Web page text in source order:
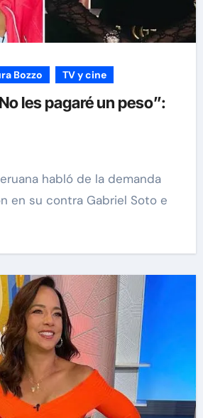
Bozzo TV y cine
les pagaré un peso”:
en su contra Gabriel Soto e